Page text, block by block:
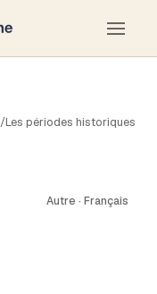
/Les périodes historiques
Autre · Français